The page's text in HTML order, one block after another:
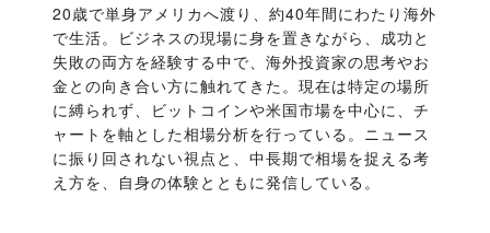
20歳で単身アメリカへ渡り、約40年間にわたり海外
で生活。ビジネスの現場に身を置きながら、成功と
失敗の両方を経験する中で、海外投資家の思考やお
金との向き合い方に触れてきた。現在は特定の場所
に縛られず、ビットコインや米国市場を中心に、チ
ャートを軸とした相場分析を行っている。ニュース
に振り回されない視点と、中長期で相場を捉える考
え方を、自身の体験とともに発信している。